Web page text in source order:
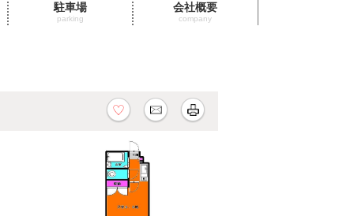
駐車場
parking
会社概要
company